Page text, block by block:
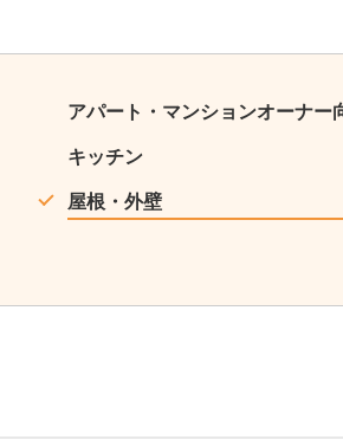
アパート・マンションオーナー
キッチン
屋根・外壁